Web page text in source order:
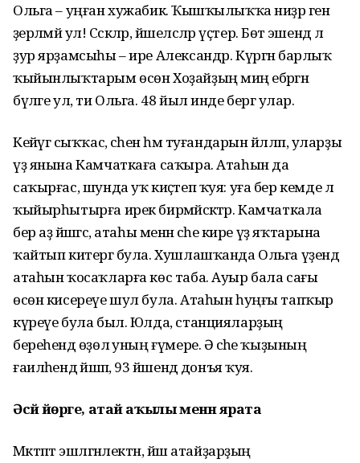
Ольга – уңған хужабикә. Ҡышҡылыҡҡа ниҙәр генә
әҙерләмәй ул! Сәскәләр, йәшелсәләр үҫтерә. Бөтә эшендә лә
ҙур ярҙамсыһы – ире Александр. Күргән барлыҡ
ҡыйынлыҡтарым өсөн Хоҙайҙың миңә ебәргән
бүләге ул, ти Ольга. 48 йыл инде бергә улар.
Кейәүгә сыҡҡас, әсәһен һәм туғандарын йәлләп, уларҙы
үҙ янына Камчаткаға саҡыра. Атаһын да
саҡырғас, шунда уҡ киҫәтеп ҡуя: уға бер кемде лә
ҡыйырһытырға ирек бирмәйәсәктәр. Камчаткала
бер аҙ йәшәгәс, атаһы менән әсәһе кире үҙ яҡтарына
ҡайтып китергә була. Хушлашҡанда Ольга үҙендә
атаһын ҡосаҡларға көс таба. Ауыр бала сағы
өсөн кисереүе шул була. Атаһын һуңғы тапҡыр
күреүе була был. Юлда, станцияларҙың
береһендә өҙөлә уның ғүмере. Ә әсәһе ҡыҙының
ғаиләһендә йәшәп, 93 йәшендә донъя ҡуя.
Әсәй йөрәге, атай аҡылы менән ярата
Мәктәптә эшләгәнлектән, йәш атайҙарҙың